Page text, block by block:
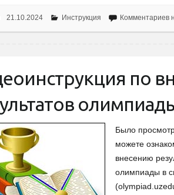
21.10.2024 Инструкция Комментариев
по
Было
можете
внесению
олимпиады в